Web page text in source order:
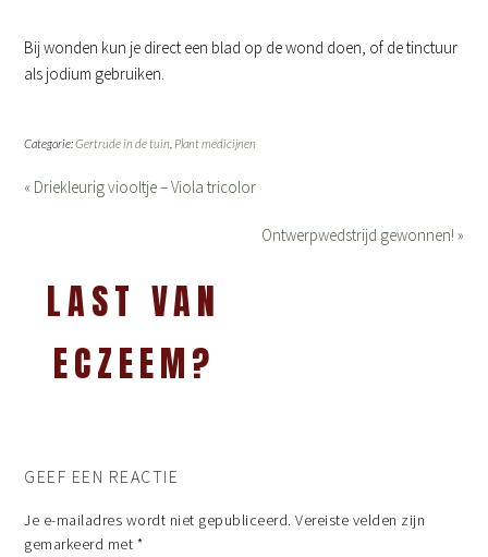
Bij wonden kun je direct een blad op de wond doen, of de tinctuur
als jodium gebruiken.
Categorie:Gertrude in de tuin Plant medicijnen
« Driekleurig viooltje – Viola tricolor
Ontwerpwedstrijd gewonnen! »
LAST VAN
ECZEEM?
GEEF EEN REACTIE
Je e-mailadres wordt niet gepubliceerd. Vereiste velden zijn
gemarkeerd met *